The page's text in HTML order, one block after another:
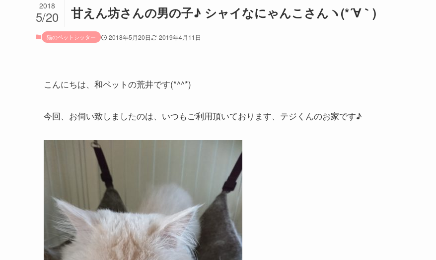
甘えん坊さんの男の子♪ シャイなにゃんこさんヽ(*´∀｀)
2018
5/20
猫のペットシッター 2018年5月20日 2019年4月11日
こんにちは、和ペットの荒井です(*^^*)
今回、お伺い致しましたのは、いつもご利用頂いております、テジくんのお家です♪